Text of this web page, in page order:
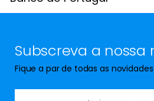
Subscreva a nossa
Fique a par de todas as novidades